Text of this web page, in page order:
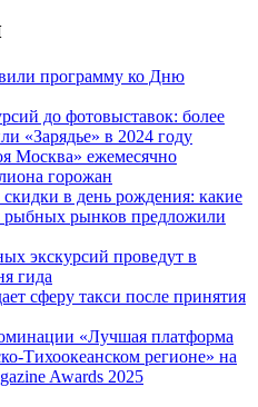
программу ко Дню
до фотовыставок: более
«Зарядье» в 2024 году
Москва» ежемесячно
горожан
в день рождения: какие
рыбных рынков предложили
экскурсий проведут в
гида
сферу такси после принятия
«Лучшая платформа
Тихоокеанском регионе» на
Awards 2025